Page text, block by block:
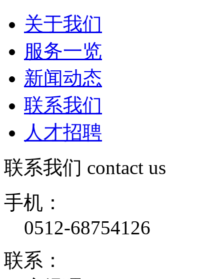
关于我们
服务一览
新闻动态
联系我们
人才招聘
联系我们 contact us
手机：
0512-68754126
联系：